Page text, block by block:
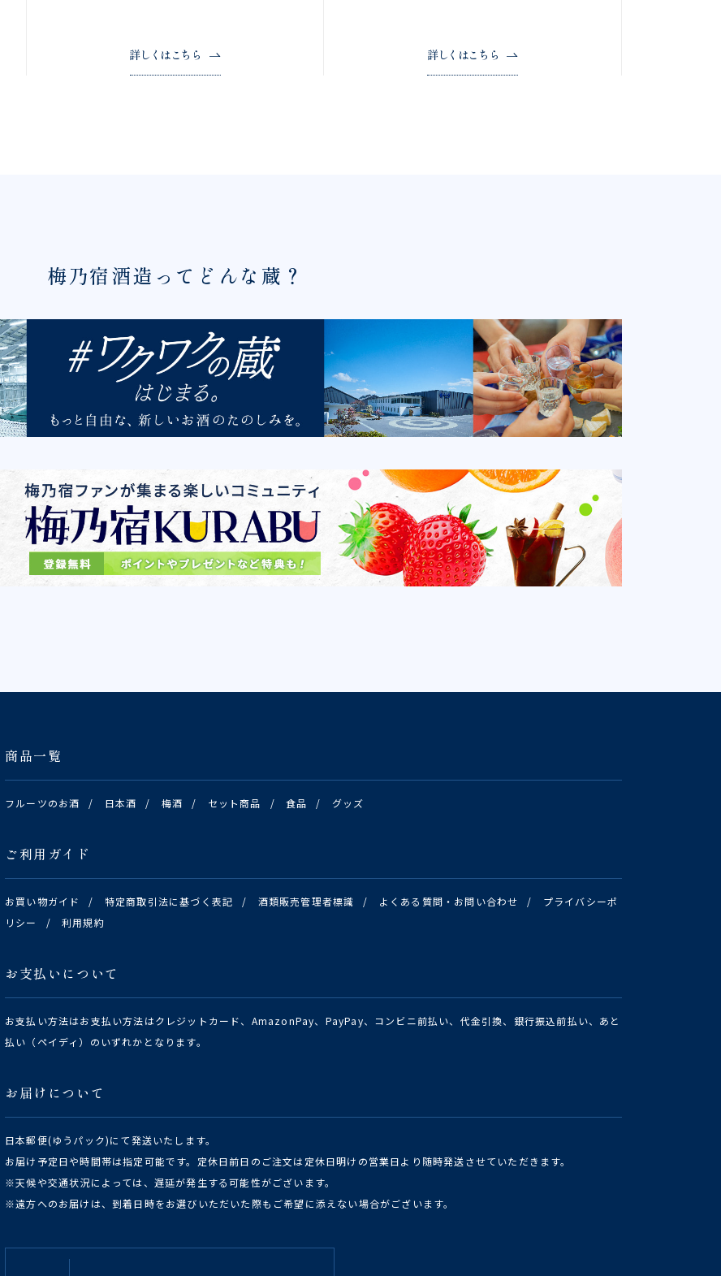
詳しくはこちら 詳しくはこちら
梅乃宿酒造ってどんな蔵？
商品一覧
フルーツのお酒 / 日本酒 / 梅酒 / セット商品 / 食品 / グッズ
ご利用ガイド
お買い物ガイド / 特定商取引法に基づく表記 / 酒類販売管理者標識 / よくある質問・お問い合わせ /
プライバシーポ
リシー
/ 利用規約
お支払いについて
お支払い方法はお支払い方法はクレジットカード、AmazonPay、PayPay、コンビニ前払い、代金引換、銀行振込前払い、あと
払い（ペイディ）のいずれかとなります。
お届けについて
日本郵便(ゆうパック)にて発送いたします。
お届け予定日や時間帯は指定可能です。定休日前日のご注文は定休日明けの営業日より随時発送させていただきます。
※天候や交通状況によっては、遅延が発生する可能性がございます。
※遠方へのお届けは、到着日時をお選びいただいた際もご希望に添えない場合がございます。